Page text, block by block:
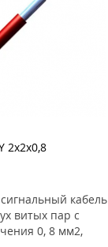
2x2x0,8
кабель
витых пар с
0, 8 мм2,